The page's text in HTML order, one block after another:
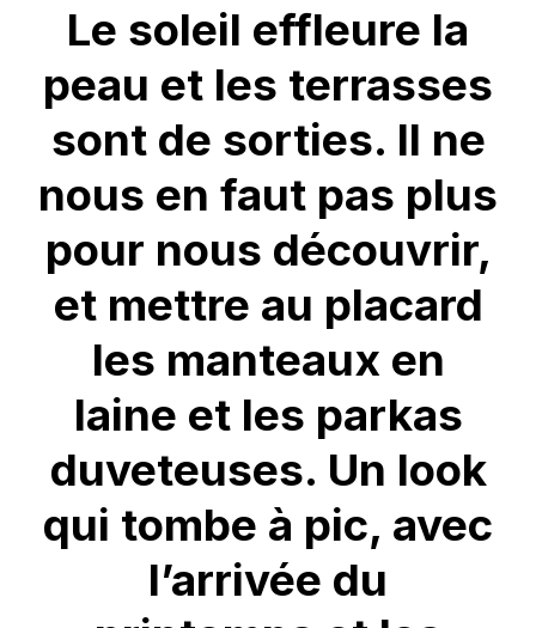
Le soleil effleure la
peau et les terrasses
sont de sorties. Il ne
nous en faut pas plus
pour nous découvrir,
et mettre au placard
les manteaux en
laine et les parkas
duveteuses. Un look
qui tombe à pic, avec
l’arrivée du